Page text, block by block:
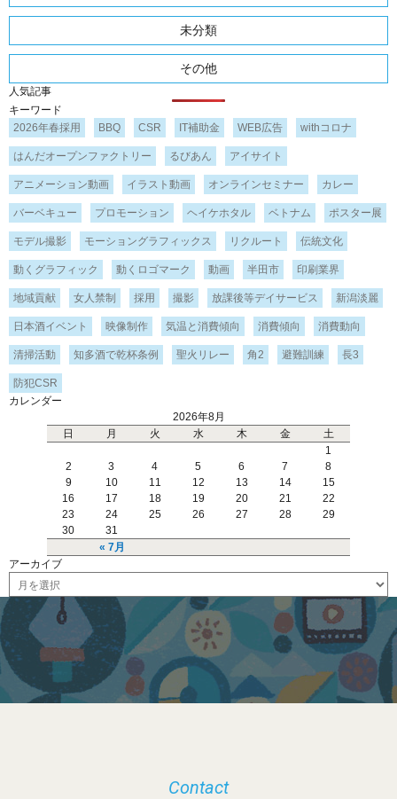
未分類
その他
人気記事
キーワード
2026年春採用
BBQ CSR IT補助金 WEB広告 withコロナ
はんだオープンファクトリー るびあん アイサイト
アニメーション動画 イラスト動画 オンラインセミナー カレー
バーベキュー プロモーション ヘイケホタル ベトナム ポスター展
モデル撮影 モーショングラフィックス リクルート 伝統文化
動くグラフィック 動くロゴマーク 動画 半田市 印刷業界
地域貢献 女人禁制 採用 撮影 放課後等デイサービス 新潟淡麗
日本酒イベント 映像制作 気温と消費傾向 消費傾向 消費動向
清掃活動 知多酒で乾杯条例 聖火リレー 角2 避難訓練 長3
防犯CSR
カレンダー
2026年8月
日
月 火 水 木 金 土
« 7月
1
2
3 4 5 6 7
8
9
10 11 12 13 14
15
16
17 18 19 20 21
22
23
24 25 26 27 28
29
30
31
アーカイブ
ー
ブ
Contact